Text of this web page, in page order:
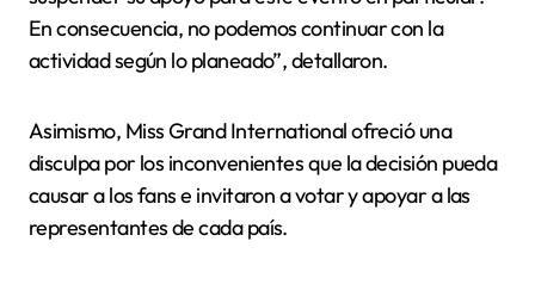
En consecuencia, no podemos continuar con la
actividad según lo planeado”, detallaron.
Asimismo, Miss Grand International ofreció una
disculpa por los inconvenientes que la decisión pueda
causar a los fans e invitaron a votar y apoyar a las
representantes de cada país.